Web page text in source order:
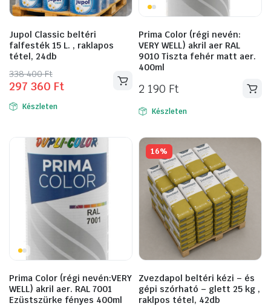
Jupol Classic beltéri
falfesték 15 L. , raklapos
tétel, 24db
338 400Ft
Original
price
was:
297 360 Ft
Current
price
is: Készleten
Prima Color (régi nevén:
VERY WELL) akril aer RAL
9010 Tiszta fehér matt aer.
400ml
2 190 Ft
Készleten
Prima Color (régi nevén:VERY
WELL) akril aer. RAL 7001
Ezüstszürke fényes 400ml
16%
Zvezdapol beltéri kézi – és
gépi szórható – glett 25 kg ,
raklpos tétel, 42db